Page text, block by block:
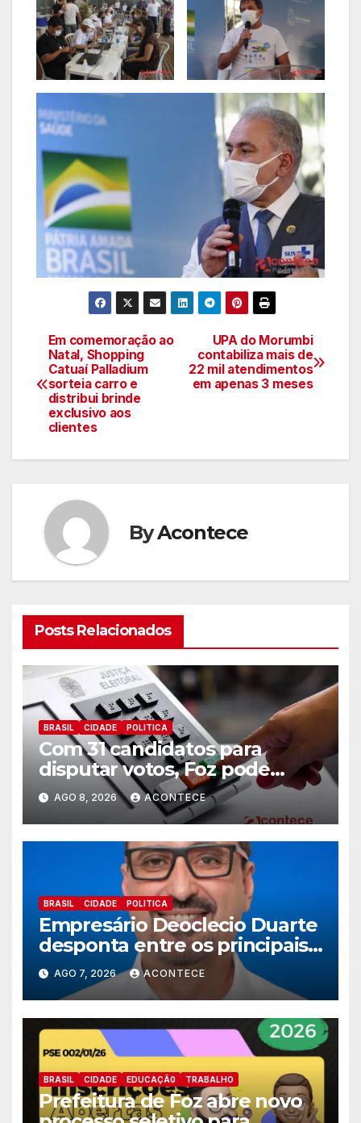
Navegação
de
artigos
UPA do Morumbi
contabiliza mais de
22 mil atendimentos
em apenas 3 meses
Em comemoração ao
Natal, Shopping
Catuaí Palladium
sorteia carro e
distribui brinde
exclusivo aos
clientes
ByAcontece
Posts Relacionados
BRASIL CIDADE POLITICA
Com 31 candidatos para
disputar votos, Foz pode
perder representatividade
AGO 8, 2026 ACONTECE
BRASIL CIDADE POLITICA
Empresário Deoclecio Duarte
desponta entre os principais
nomes do União Brasil para
deputado estadual
AGO 7, 2026 ACONTECE
BRASIL CIDADE EDUCAÇÃ0 TRABALHO
Prefeitura de Foz abre novo